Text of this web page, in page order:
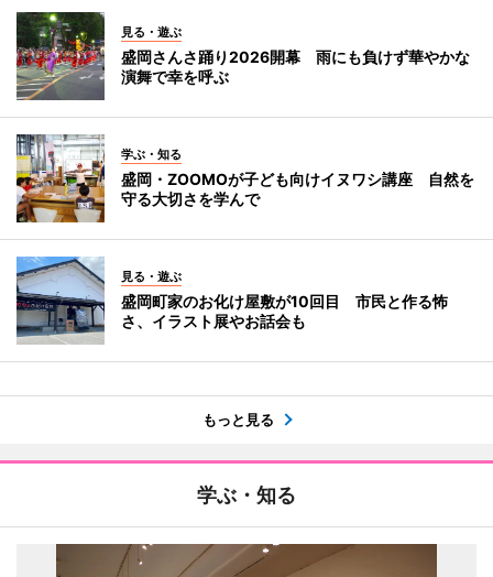
見る・遊ぶ
盛岡さんさ踊り2026開幕 雨にも負けず華やかな
演舞で幸を呼ぶ
学ぶ・知る
盛岡・ZOOMOが子ども向けイヌワシ講座 自然を
守る大切さを学んで
見る・遊ぶ
盛岡町家のお化け屋敷が10回目 市民と作る怖
さ、イラスト展やお話会も
もっと見る
学ぶ・知る